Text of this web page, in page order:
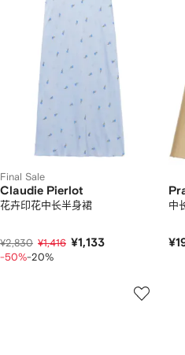
Final Sale
Claudie Pierlot
花卉印花中长半身裙
¥2,830 ¥1,416 ¥1,133
-50%-20%
中